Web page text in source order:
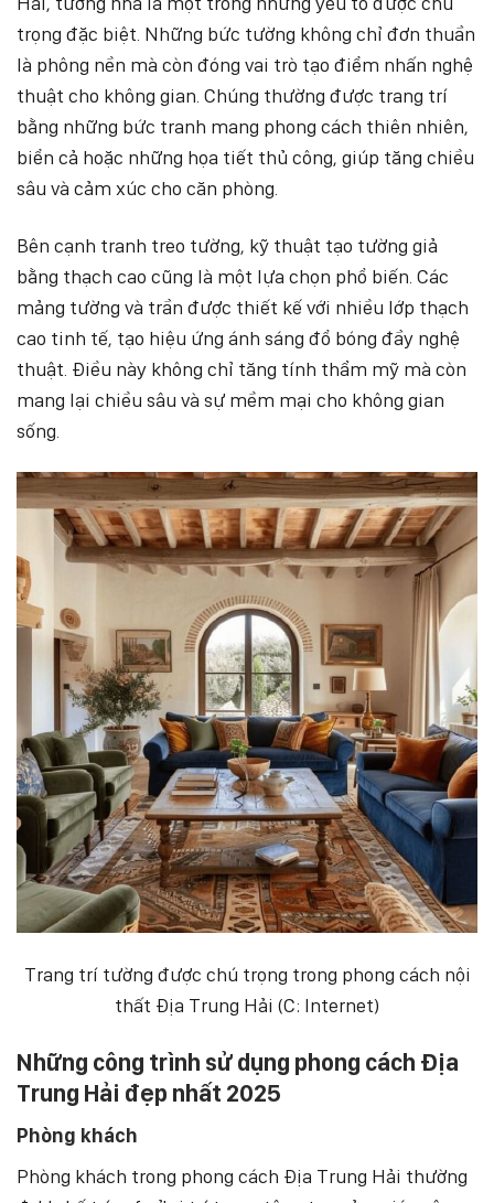
trọng đặc biệt. Những bức tường không chỉ đơn thuần
là phông nền mà còn đóng vai trò tạo điểm nhấn nghệ
thuật cho không gian. Chúng thường được trang trí
bằng những bức tranh mang phong cách thiên nhiên,
biển cả hoặc những họa tiết thủ công, giúp tăng chiều
sâu và cảm xúc cho căn phòng.
Bên cạnh tranh treo tường, kỹ thuật tạo tường giả
bằng thạch cao cũng là một lựa chọn phổ biến. Các
mảng tường và trần được thiết kế với nhiều lớp thạch
cao tinh tế, tạo hiệu ứng ánh sáng đổ bóng đầy nghệ
thuật. Điều này không chỉ tăng tính thẩm mỹ mà còn
mang lại chiều sâu và sự mềm mại cho không gian
sống.
Trang trí tường được chú trọng trong phong cách nội
thất Địa Trung Hải (C: Internet)
Những công trình sử dụng phong cách Địa
Trung Hải đẹp nhất 2025
Phòng khách
Phòng khách trong phong cách Địa Trung Hải thường